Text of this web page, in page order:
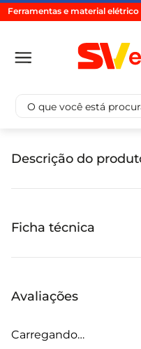
Ferramentas e material elétrico
O que você está
1º
cabo
4º
4
Descrição do
Ficha técnica
Avaliações
Carregando…